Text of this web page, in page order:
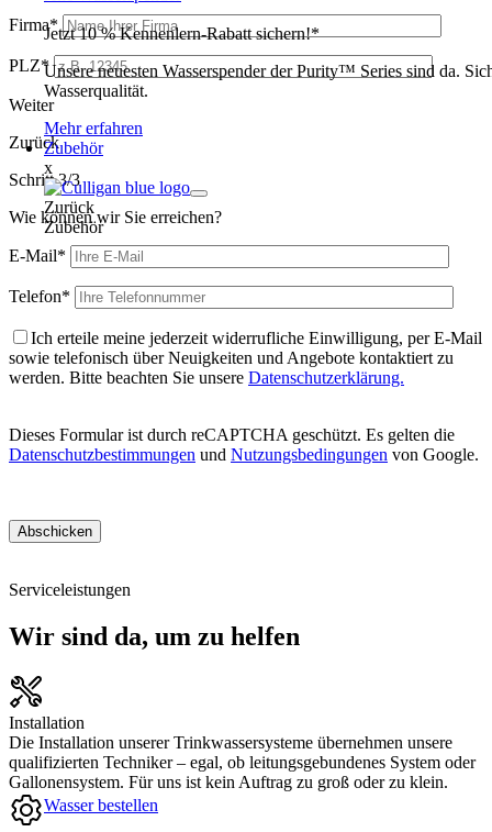
Jetzt 10 % Kennenlern-Rabatt sichern!*
Unsere neuesten Wasserspender der Purity™ Series sind da.
Wasserqualität.
Mehr erfahren
Zubehör
x
Zurück
Zubehör
Wasser bestellen
Firma*
PLZ*
Weiter
Zurück
Schritt 3/3
Wie können wir Sie erreichen?
E-Mail*
Telefon*
Ich erteile meine jederzeit widerrufliche Einwilligung, per E-Mail
sowie telefonisch über Neuigkeiten und Angebote kontaktiert zu
werden. Bitte beachten Sie unsere Datenschutzerklärung.
Dieses Formular ist durch reCAPTCHA geschützt. Es gelten die
Datenschutzbestimmungen und Nutzungsbedingungen von Google.
Serviceleistungen
Wir sind da, um zu helfen
Installation
Die Installation unserer Trinkwassersysteme übernehmen unsere
qualifizierten Techniker – egal, ob leitungsgebundenes System oder
Gallonensystem. Für uns ist kein Auftrag zu groß oder zu klein.